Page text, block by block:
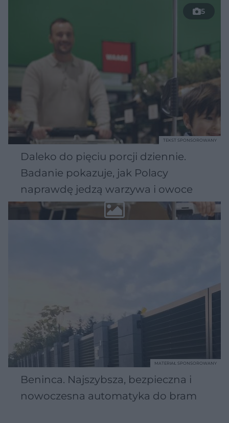
5
Daleko do pięciu porcji dziennie.
Badanie pokazuje, jak Polacy
naprawdę jedzą warzywa i owoce
TEKST SPONSOROWANY
Beninca. Najszybsza, bezpieczna i
nowoczesna automatyka do bram
MATERIAŁ SPONSOROWANY